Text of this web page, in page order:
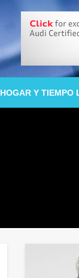
HOGAR Y TIEMPO